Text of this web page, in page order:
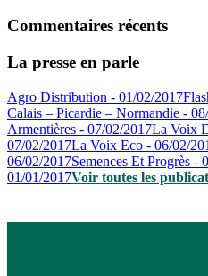
Commentaires récents
La presse en parle
Agro Distribution - 01/02/2017
Calais – Picardie – Normandie -
Armentières - 07/02/2017La Voix
07/02/2017La Voix Eco - 06/02/
06/02/2017Semences Et Progrès -
01/01/2017Voir toutes les